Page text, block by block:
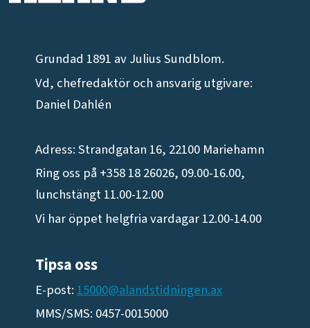
Grundad 1891 av Julius Sundblom.
Vd, chefredaktör och ansvarig utgivare:
Daniel Dahlén
Adress: Strandgatan 16, 22100 Mariehamn
Ring oss på +358 18 26026, 09.00-16.00,
lunchstängt 11.00-12.00
Vi har öppet helgfria vardagar 12.00-14.00
Tipsa oss
E-post: 15000@alandstidningen.ax
MMS/SMS: 0457-0015000